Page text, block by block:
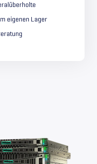
eigenen Lager